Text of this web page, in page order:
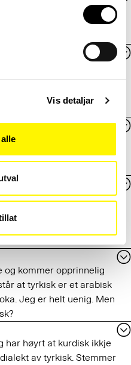
Vis detaljar
om språket, språkets
Kunne dere fortelle
i Skandinavia?
og dansk i
iallfall svensk og norsk
de jo likere enn dialekter
til» gresk. Eg har
albansk, men eg trur ho
og de sier at de forstår
dette at albansk og
sånn som norsk og
og kommer opprinnelig
at tyrkisk er et arabisk
Jeg er helt uenig. Men
har høyrt at kurdisk ikkje
av tyrkisk. Stemmer